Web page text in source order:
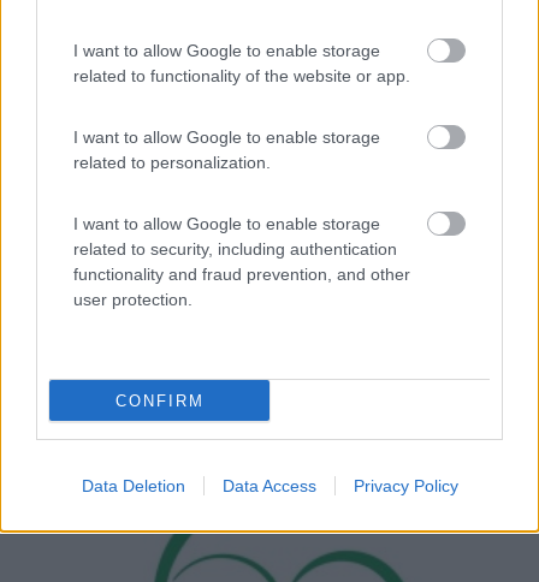
I want to allow Google to enable storage
related to functionality of the website or app.
I want to allow Google to enable storage
related to personalization.
I want to allow Google to enable storage
related to security, including authentication
functionality and fraud prevention, and other
user protection.
CONFIRM
Data Deletion Data Access Privacy Policy
Bonometti Centrocaravan festeggia 60 anni di eccellenza
Festa di Primavera da Bonometti Centrocaravan